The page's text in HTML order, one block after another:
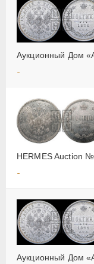
Аукционный Дом
-
HERMES Auction
-
Аукционный Дом